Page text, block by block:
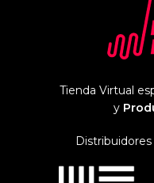
Tienda Virtual
y